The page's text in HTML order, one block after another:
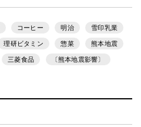
コーヒー 明治 雪印乳業
理研ビタミン 惣菜 熊本地震
三菱食品 〔熊本地震影響〕